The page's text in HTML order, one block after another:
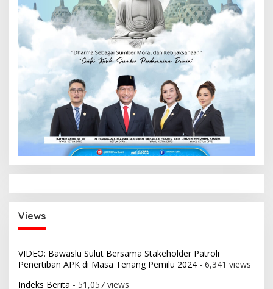
Views
VIDEO: Bawaslu Sulut Bersama Stakeholder Patroli
Penertiban APK di Masa Tenang Pemilu 2024 - 6,341 views
Indeks Berita - 51,057 views